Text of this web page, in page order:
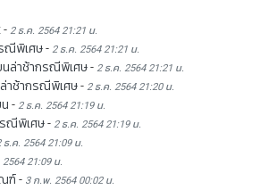
- 2 ธ.ค. 2564 21:21 น.
ณีพิเศษ- 2 ธ.ค. 2564 21:21 น.
นล่าช้ากรณีพิเศษ- 2 ธ.ค. 2564 21:21 น.
าช้ากรณีพิเศษ- 2 ธ.ค. 2564 21:20 น.
- 2 ธ.ค. 2564 21:19 น.
รณีพิเศษ- 2 ธ.ค. 2564 21:19 น.
ธ.ค. 2564 21:09 น.
21:09 น.
ฑ์- 3 ก.พ. 2564 00:02 น.